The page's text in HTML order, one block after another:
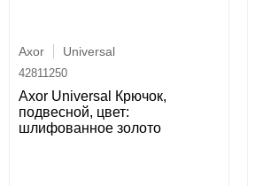
Axor Universal
42811250
Axor Universal Крючок,
подвесной, цвет:
шлифованное золото